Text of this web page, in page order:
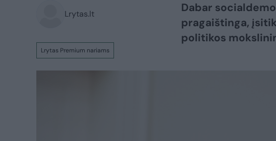
Lrytas.lt
Lrytas Premium nariams
Dabar
pragaištinga,
politikos